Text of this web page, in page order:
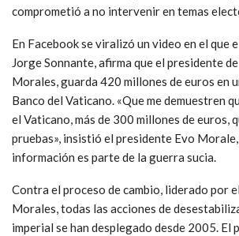
comprometió a no intervenir en temas
En Facebook se viralizó un video en el que
Jorge Sonnante, afirma que el presidente
Morales, guarda 420 millones de euros en
Banco del Vaticano. «Que me demuestren
el Vaticano, más de 300 millones de euros,
pruebas», insistió el presidente Evo
información es parte de la guerra sucia.
Contra el proceso de cambio, liderado por
Morales, todas las acciones de
imperial se han desplegado desde 2005. El